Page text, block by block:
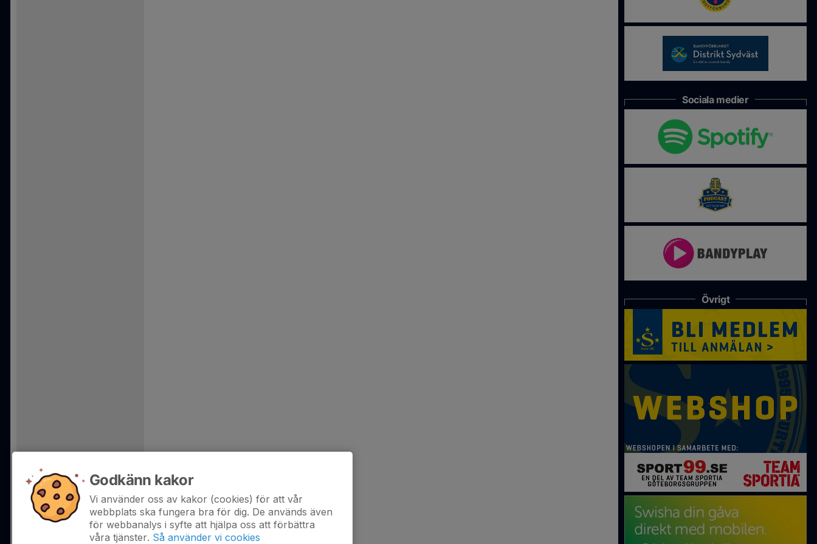
Sociala medier
Övrigt
Godkänn kakor
Vi använder oss av kakor (cookies) för att vår
webbplats ska fungera bra för dig. De används även
för webbanalys i syfte att hjälpa oss att förbättra
våra tjänster. Så använder vi cookies